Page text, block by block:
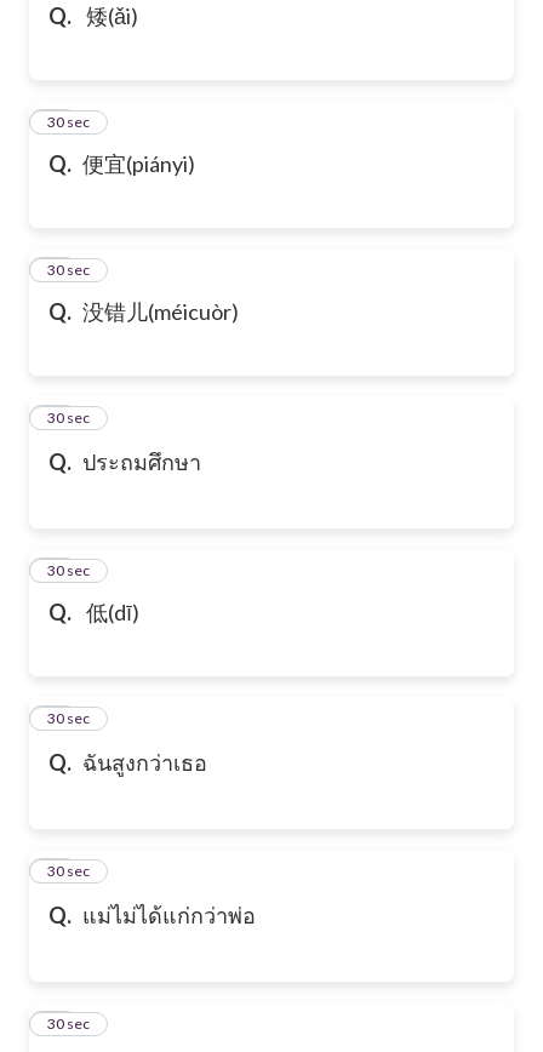
Q. 矮(ǎi)
Q. 便宜(piányi)
10
30 sec
Q. 没错儿(méicuòr)
11
30 sec
Q. ประถมศึกษา
12
30 sec
Q. 低(dī)
13
30 sec
Q. ฉันสูงกว่าเธอ
14
30 sec
Q. แม่ไม่ได้แก่กว่าพ่อ
15
30 sec
16
30 sec